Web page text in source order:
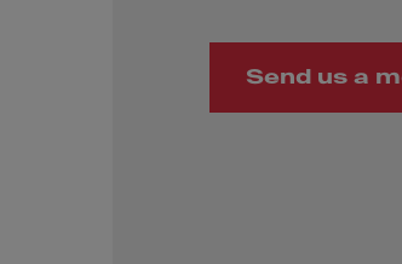
Send us a